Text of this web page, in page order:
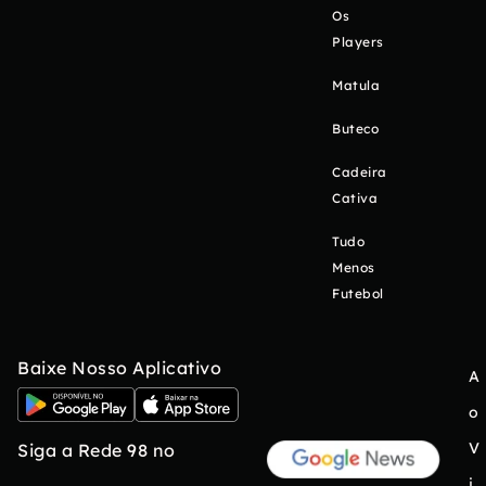
Os
Players
Matula
Buteco
Cadeira
Cativa
Tudo
Menos
Futebol
Baixe Nosso Aplicativo
Siga a Rede 98 no
A
o
V